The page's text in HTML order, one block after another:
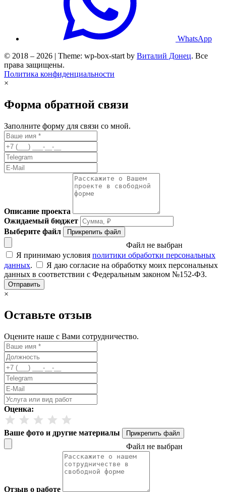
WhatsApp
© 2018 – 2026 | Theme: wp-box-start by Виталий Донец. Все
права защищены.
Политика конфиденциальности
×
Форма обратной связи
Заполните форму для связи со мной.
Описание проекта
Ожидаемый бюджет
Выберите файл
Прикрепить файл
Файл не выбран
Я принимаю условия политики обработки персональных
данных.
Я даю согласие на обработку моих персональных
данных в соответствии с Федеральным законом №152-ФЗ.
Отправить
×
Оставьте отзыв
Оцените наше с Вами сотрудничество.
Оценка:
Ваше фото и другие материалы Прикрепить файл
Файл не выбран
Отзыв о работе